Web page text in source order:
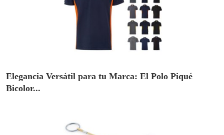
Elegancia Versátil para tu Marca: El Polo Piqué
Bicolor...